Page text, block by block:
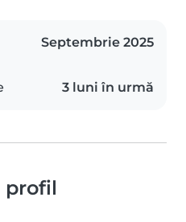
Septembrie 2025
3 luni în urmă
profil